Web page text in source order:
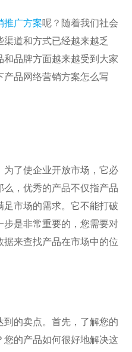
推广方案呢？随着我们社会
道和方式已经越来越乏
品牌方面越来越受到大家
产品网络营销方案怎么写
了使企业开放市场，它必
，优秀的产品不仅指产品
市场的需求。它不能打破
是非常重要的，您需要对
来查找产品在市场中的位
的卖点。首先，了解您的
的产品如何很好地解决这